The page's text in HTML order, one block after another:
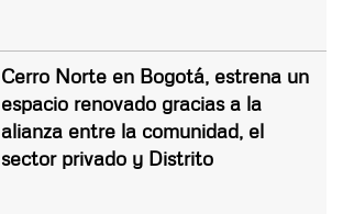
Cerro Norte en Bogotá, estrena un
espacio renovado gracias a la
alianza entre la comunidad, el
sector privado y Distrito